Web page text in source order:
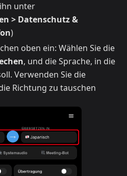
unter
> Datenschutz &
)
oben ein: Wählen Sie die
, und die Sprache, in die
Verwenden Sie die
Richtung zu tauschen